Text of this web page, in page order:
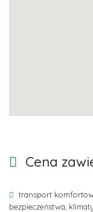
Cena
transport
bezpieczeństwa,